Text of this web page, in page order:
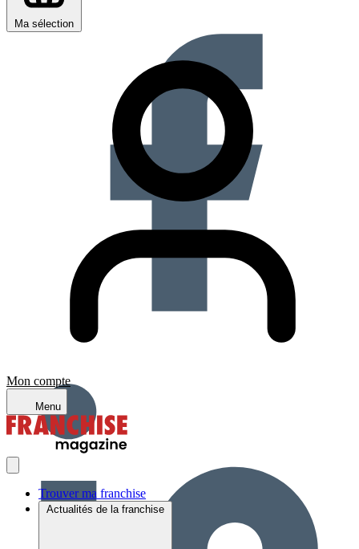
Ma sélection
Mon compte
Menu
Trouver ma franchise
Actualités de la franchise